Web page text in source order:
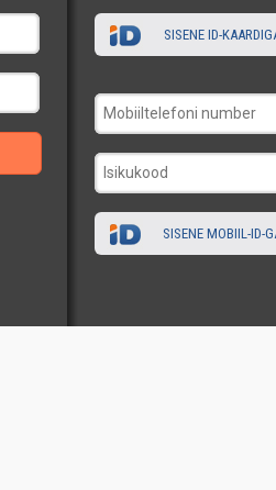
SISENE ID-
SISENE MOBIIL-ID-